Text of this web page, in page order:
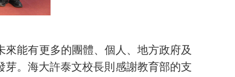
能有更多的團體、個人、地方政府及
。海大許泰文校長則感謝教育部的支